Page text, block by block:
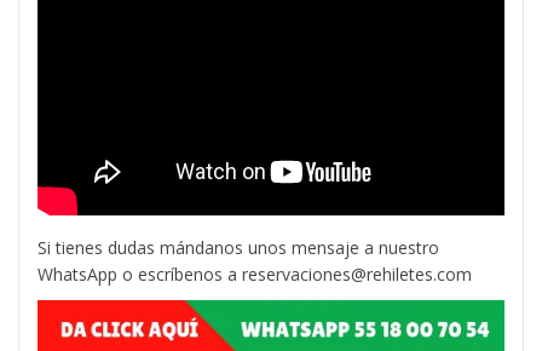
Si tienes dudas mándanos unos mensaje a nuestro
WhatsApp o escríbenos a reservaciones@rehiletes.com